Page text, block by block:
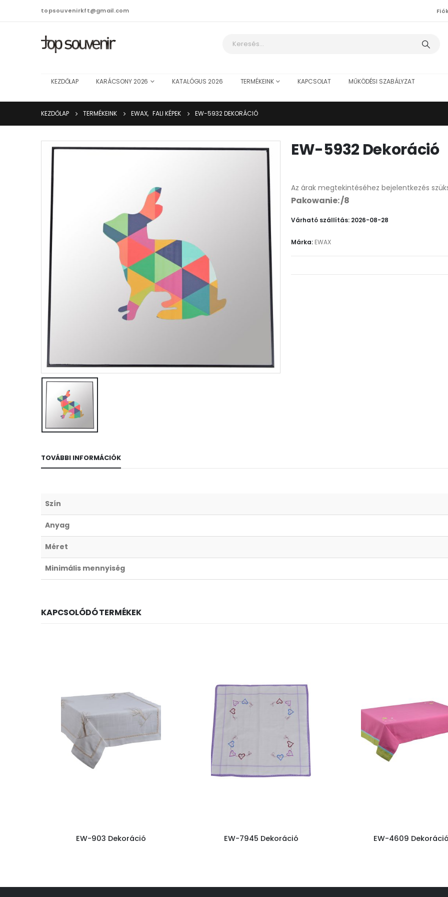
topsouvenirkft@gmail.com
KEZDŐLAP KARÁCSONY 2026 KATALÓGUS 2026 TERMÉKEINK KAPCSOLAT MŰKÖDÉSI SZABÁLYZAT
KEZDŐLAP TERMÉKEINK EWAX, FALI KÉPEK EW-5932 DEKORÁCIÓ
EW-5932 Dekoráció
Az árak megtekintéséhez bejelentkezés
Pakowanie: /8
Várható szállítás: 2026-08-28
Márka: EWAX
TOVÁBBI INFORMÁCIÓK
Szín
Anyag
Méret
Minimális mennyiség
KAPCSOLÓDÓ TERMÉKEK
EW-903 Dekoráció EW-7945 Dekoráció EW-4609 Dekoráció